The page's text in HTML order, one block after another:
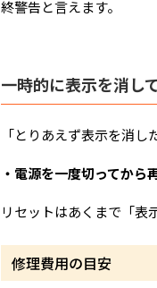
終警告と言えます。
一時的に表示を消し
「とりあえず表示を消
・電源を一度切ってから
リセットはあくまで「表
修理費用の目安